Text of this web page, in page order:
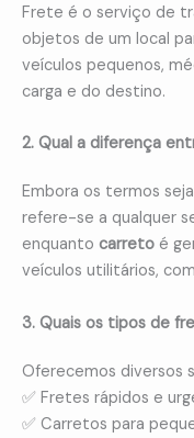
Frete é o serviço de
objetos de um local
veículos pequenos,
carga e do destino.
2. Qual a diferença
Embora os termos
refere-se a qualquer
enquanto carreto é
veículos utilitários,
3. Quais os tipos de
Oferecemos diversos
✅ Fretes rápidos e
✅ Carretos para